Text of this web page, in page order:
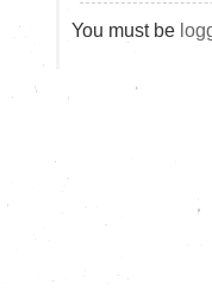
You must be